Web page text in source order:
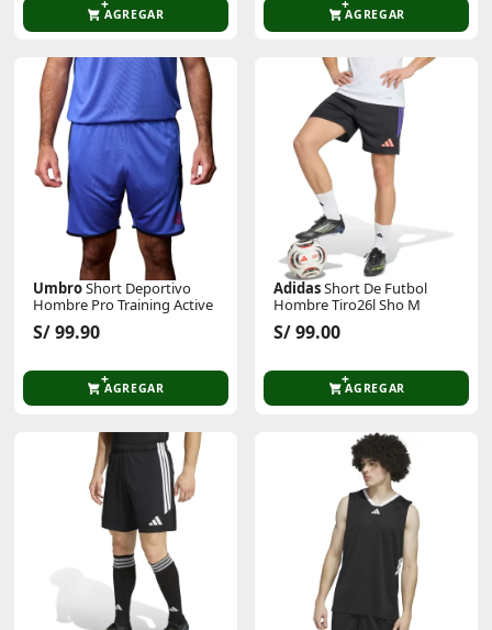
AGREGAR AGREGAR
UmbroShort Deportivo
Hombre Pro Training Active
S/ 99.90
AGREGAR
AdidasShort De Futbol
Hombre Tiro26l Sho M
S/ 99.00
AGREGAR